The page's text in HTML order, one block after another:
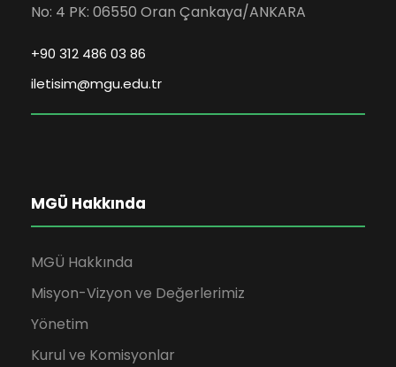
No: 4 PK: 06550 Oran Çankaya/ANKARA
+90 312 486 03 86
iletisim@mgu.edu.tr
MGÜ Hakkında
MGÜ Hakkında
Misyon-Vizyon ve Değerlerimiz
Yönetim
Kurul ve Komisyonlar